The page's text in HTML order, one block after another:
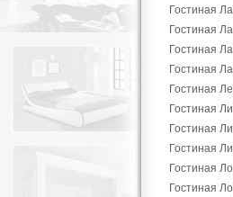
Гостиная
Гостиная
Гостиная
Гостиная
Гостиная
Гостиная
Гостиная
Гостиная
Гостиная
Гостиная